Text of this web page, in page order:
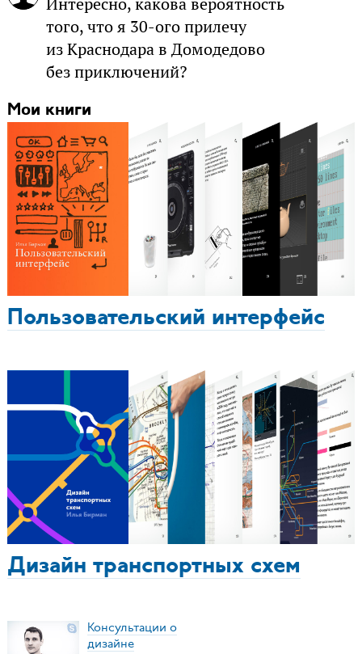
Интересно, какова вероятность
того, что я 30-ого прилечу
из Краснодара в Домодедово
без приключений?
Мои книги
Пользовательский интерфейс
Дизайн транспортных схем
Консультации о
дизайне